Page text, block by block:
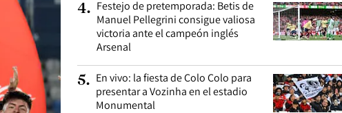
4. Festejo de pretemporada: Betis de
Manuel Pellegrini consigue valiosa
victoria ante el campeón inglés
Arsenal
5. En vivo: la fiesta de Colo Colo para
presentar a Vozinha en el estadio
Monumental